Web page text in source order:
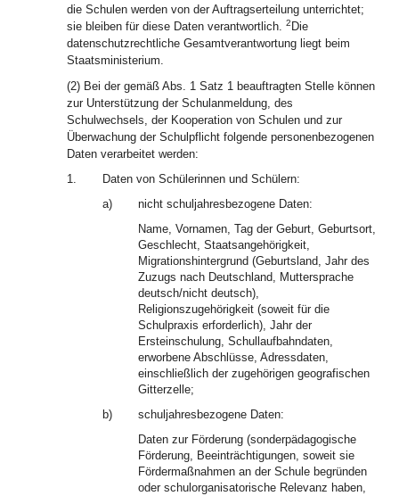
die Schulen werden von der Auftragserteilung unterrichtet;
sie bleiben für diese Daten verantwortlich. 2 Die
datenschutzrechtliche Gesamtverantwortung liegt beim
Staatsministerium.
(2) Bei der gemäß Abs. 1 Satz 1 beauftragten Stelle können
zur Unterstützung der Schulanmeldung, des
Schulwechsels, der Kooperation von Schulen und zur
Überwachung der Schulpflicht folgende personenbezogenen
Daten verarbeitet werden:
1.
Daten von Schülerinnen und Schülern:
a)
nicht schuljahresbezogene Daten:
Name, Vornamen, Tag der Geburt, Geburtsort,
Geschlecht, Staatsangehörigkeit,
Migrationshintergrund (Geburtsland, Jahr des
Zuzugs nach Deutschland, Muttersprache
deutsch/nicht deutsch),
Religionszugehörigkeit (soweit für die
Schulpraxis erforderlich), Jahr der
Ersteinschulung, Schullaufbahndaten,
erworbene Abschlüsse, Adressdaten,
einschließlich der zugehörigen geografischen
Gitterzelle;
b)
schuljahresbezogene Daten:
Daten zur Förderung (sonderpädagogische
Förderung, Beeinträchtigungen, soweit sie
Fördermaßnahmen an der Schule begründen
oder schulorganisatorische Relevanz haben,